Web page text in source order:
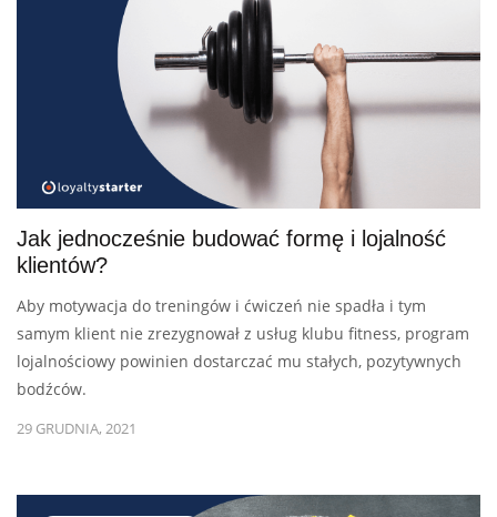
Jak jednocześnie budować formę i lojalność
klientów?
Aby motywacja do treningów i ćwiczeń nie spadła i tym
samym klient nie zrezygnował z usług klubu fitness, program
lojalnościowy powinien dostarczać mu stałych, pozytywnych
bodźców.
29 GRUDNIA, 2021